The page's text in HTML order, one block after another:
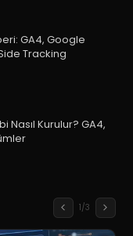
GA4, Google
Tracking
Nasıl Kurulur? GA4,
1/3